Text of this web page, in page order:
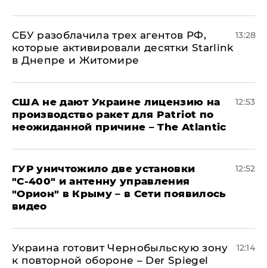
СБУ разоблачила трех агентов РФ,
которые активировали десятки Starlink
в Днепре и Житомире
13:28
США не дают Украине лицензию на
производство ракет для Patriot по
неожиданной причине – The Atlantic
12:53
ГУР уничтожило две установки
"С‑400" и антенну управления
"Орион" в Крыму – в Сети появилось
видео
12:52
Украина готовит Чернобыльскую зону
к повторной обороне – Der Spiegel
12:14